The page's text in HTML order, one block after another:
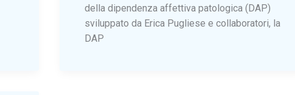
della dipendenza affettiva patologica (DAP)
sviluppato da Erica Pugliese e collaboratori, la
DAP